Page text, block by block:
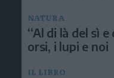
NATURA
“Al di là del sì
orsi, i lupi e noi
IL LIBRO